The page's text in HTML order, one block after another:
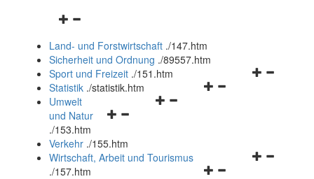
Navigationsmenü
und
schließen
Land- und Forstwirtschaft ./147.htm
Sicherheit und Ordnung ./89557.htm
Navigationsmenü
Sport und Freizeit ./151.htm
Navigationsmenü
Statistik ./statistik.htm
Navigationsmenü
und
schließen
Umwelt
und Natur
./153.htm
Verkehr ./155.htm
Navigationsmenü
Wirtschaft, Arbeit und Tourismus
./157.htm